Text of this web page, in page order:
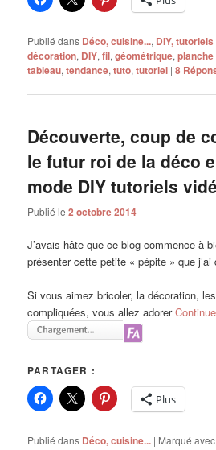
Publié dans Déco, cuisine..., DIY, tutoriels
décoration, DIY,fil,géométrique,
tableau,tendance,tuto,tutoriel |8
Découverte, coup de
le futur roi de la déco
mode DIY tutoriels
Publié le2 octobre 2014
J’avais hâte que ce blog commence à
présenter cette petite « pépite » que
Si vous aimez bricoler, la décoration,
compliquées, vous allez adorer
PARTAGER :
Plus
Publié dans Déco, cuisine... | Marqué avec